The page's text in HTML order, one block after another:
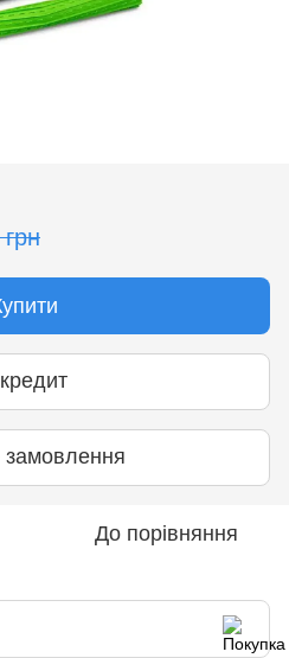
До порівняння